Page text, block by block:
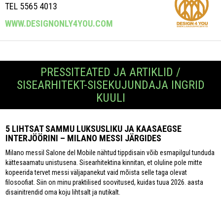
TEL 5565 4013
WWW.DESIGNONLY4YOU.COM
PRESSITEATED JA ARTIKLID /
SISEARHITEKT-SISEKUJUNDAJA INGRID
KUULI
5 LIHTSAT SAMMU LUKSUSLIKU JA KAASAEGSE
INTERJÖÖRINI – MILANO MESSI JÄRGIDES
Milano messil Salone del Mobile nähtud tippdisain võib esmapilgul tunduda
kättesaamatu unistusena. Sisearhitektina kinnitan, et oluline pole mitte
kopeerida tervet messi väljapanekut vaid mõista selle taga olevat
filosoofiat. Siin on minu praktilised soovitused, kuidas tuua 2026. aasta
disainitrendid oma koju lihtsalt ja nutikalt.